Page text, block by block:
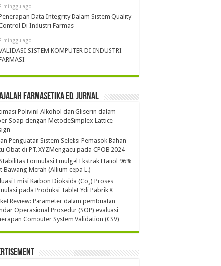
minggu ago
Data Integrity Dalam Sistem Quality
Di Industri Farmasi
minggu ago
SISTEM KOMPUTER DI INDUSTRI
Farmasetika Ed. Jurnal
Polivinil Alkohol dan Gliserin dalam
Soap dengan MetodeSimplex Lattice
Penguatan Sistem Seleksi Pemasok Bahan
Obat di PT. XYZMengacu pada CPOB 2024
Formulasi Emulgel Ekstrak Etanol 96%
Bawang Merah (Allium cepa L.)
Emisi Karbon Dioksida (Co₂) Proses
pada Produksi Tablet Ydi Pabrik X
Review: Parameter dalam pembuatan
Operasional Prosedur (SOP) evaluasi
Computer System Validation (CSV)